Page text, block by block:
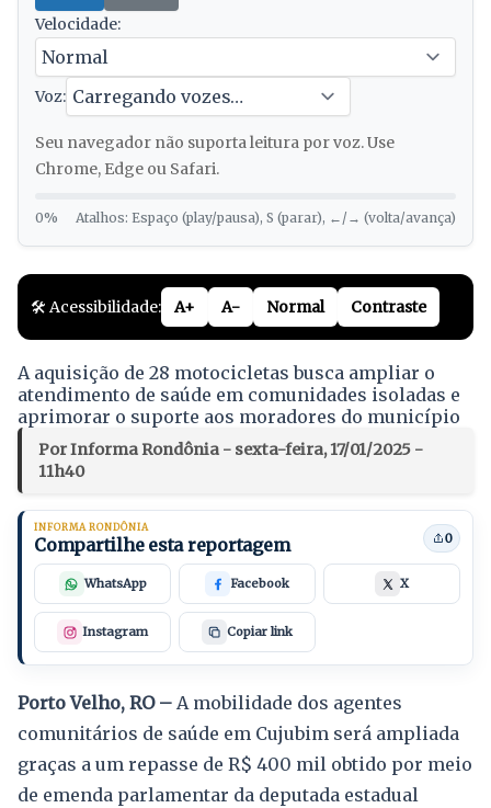
Velocidade:
Voz:
Seu navegador não suporta leitura por voz. Use
Chrome, Edge ou Safari.
0% Atalhos: Espaço (play/pausa), S (parar), ←/→ (volta/avança)
🛠️ Acessibilidade: A+ A- Normal Contraste
A aquisição de 28 motocicletas busca ampliar o
atendimento de saúde em comunidades isoladas e
aprimorar o suporte aos moradores do município
Por Informa Rondônia - sexta-feira, 17/01/2025 -
11h40
INFORMA RONDÔNIA
Compartilhe esta reportagem 0
WhatsApp Facebook X
Instagram Copiar link
Porto Velho, RO – A mobilidade dos agentes
comunitários de saúde em Cujubim será ampliada
graças a um repasse de R$ 400 mil obtido por meio
de emenda parlamentar da deputada estadual